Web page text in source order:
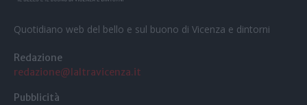
Quotidiano web del bello e sul buono di Vicenza e dintorni
Redazione
redazione@laltravicenza.it
Pubblicità